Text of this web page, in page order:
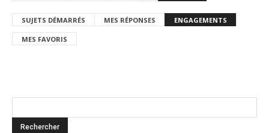
SUJETS DÉMARRÉS MES RÉPONSES ENGAGEMENTS
MES FAVORIS